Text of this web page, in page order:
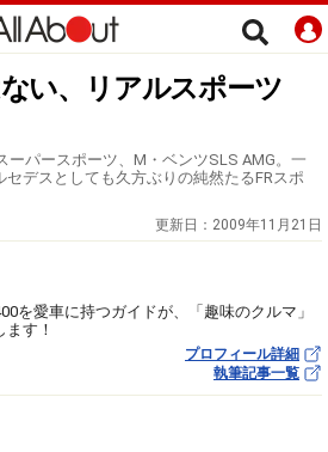
い、リアルスポーツ
ーパースポーツ、M・ベンツSLS AMG。一
デスとしても久方ぶりの純然たるFRスポ
更新日： 2009年11月21日
を愛車に持つガイドが、「趣味のクルマ」
す！
プロフィール詳細
執筆記事一覧